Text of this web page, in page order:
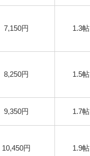
7,150円 1.3帖
8,250円 1.5帖
9,350円 1.7帖
10,450円 1.9帖